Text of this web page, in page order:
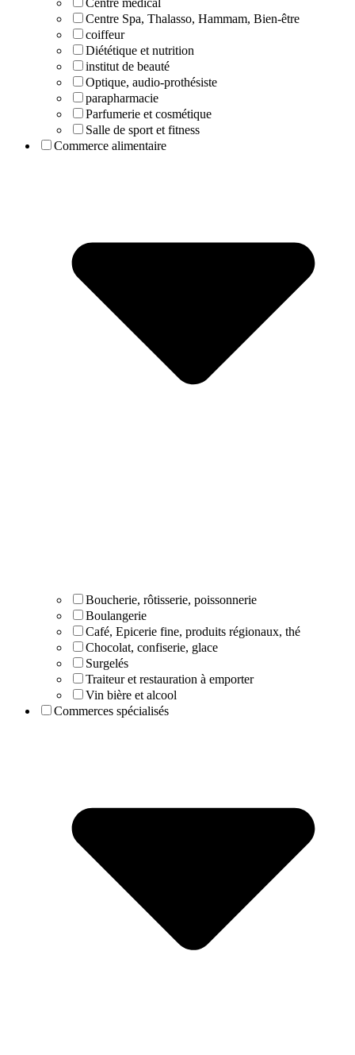
Centre Spa, Thalasso, Hammam, Bien-être
coiffeur
Diététique et nutrition
institut de beauté
Optique, audio-prothésiste
parapharmacie
Parfumerie et cosmétique
Salle de sport et fitness
Commerce alimentaire
Boucherie, rôtisserie, poissonnerie
Boulangerie
Café, Epicerie fine, produits régionaux, thé
Chocolat, confiserie, glace
Surgelés
Traiteur et restauration à emporter
Vin bière et alcool
Commerces spécialisés